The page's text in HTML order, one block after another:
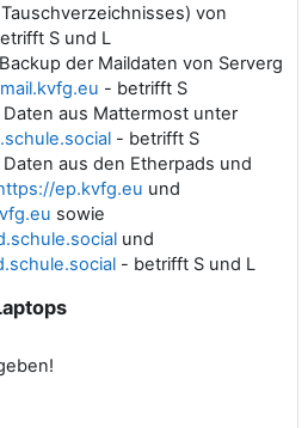
von
S und L
der Maildaten von Serverg
- betrifft S
aus Mattermost unter
- betrifft S
aus den Etherpads und
ep.kvfg.eu und
sowie
und
- betrifft S und L